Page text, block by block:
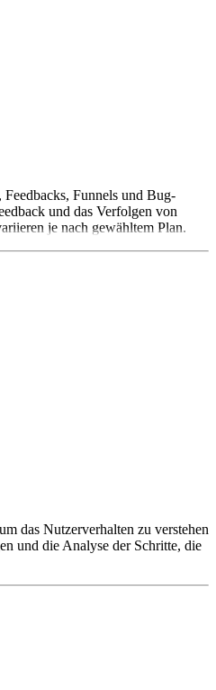
Funnels und Bug-
und das Verfolgen von
je nach gewähltem Plan.
das Nutzerverhalten zu verstehen
und die Analyse der Schritte, die